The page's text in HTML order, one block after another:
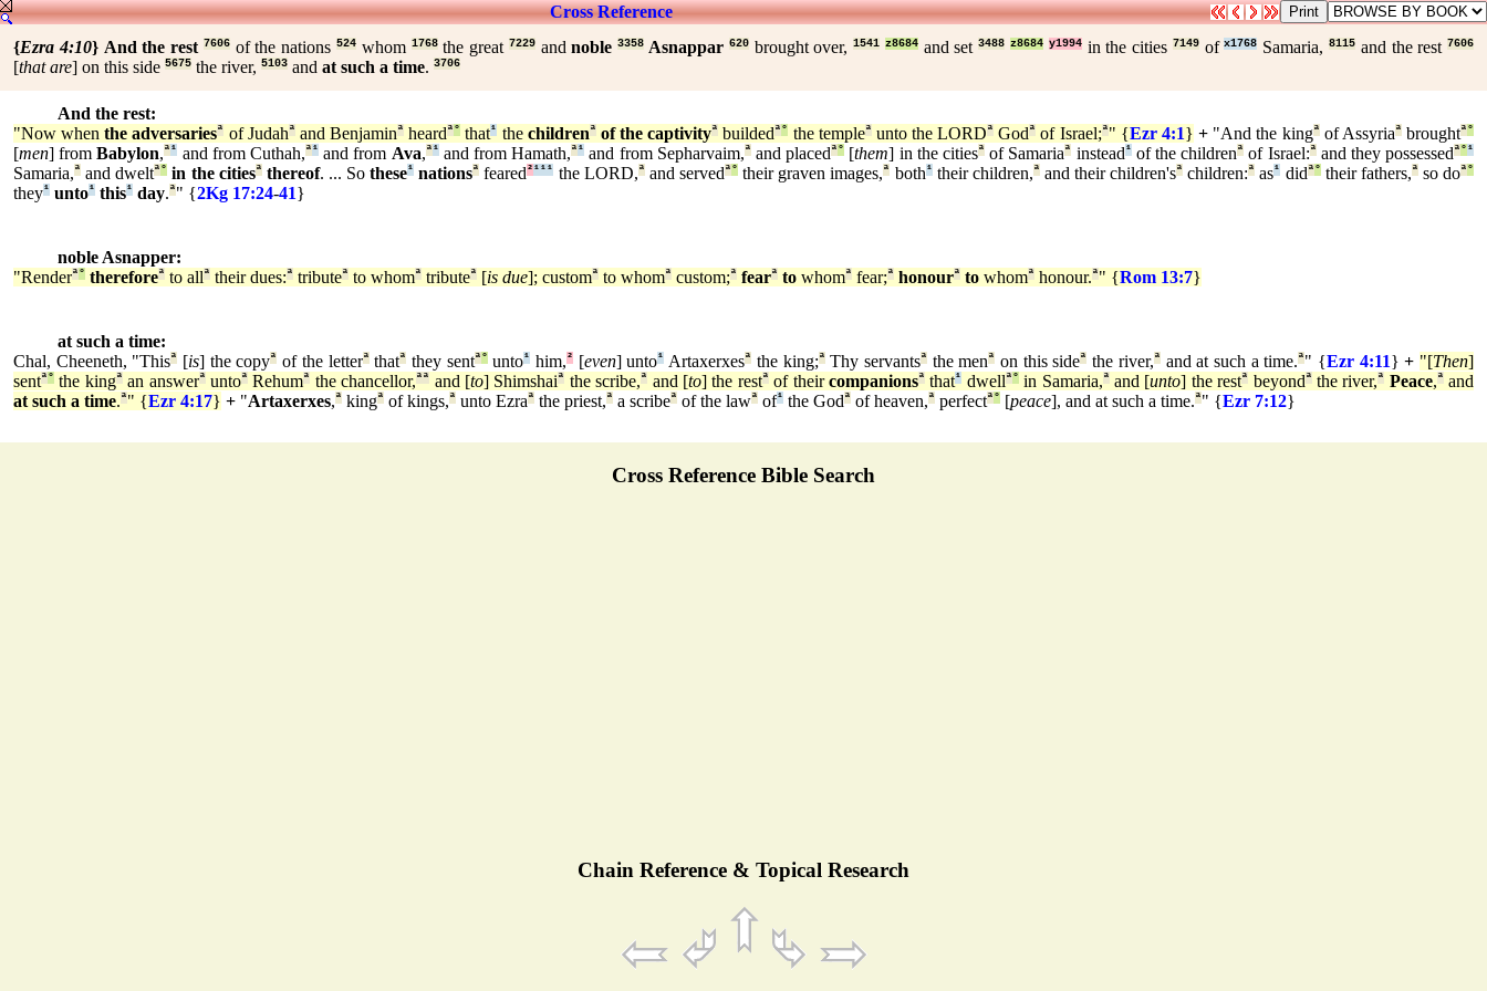
Cross Reference
{Ezra 4:10} And the rest 7606of the nations524 whom 1768the great 7229andnoble3358 Asnappar 620brought over,1541 z8684and set3488 z8684 y1994in the cities 7149ofx1768 Samaria,8115 and the rest7606
[that are] on this side 5675 the river, 5103 and at such a time. 3706
And the rest:
"Now whenthe adversariesª of Judahª and Benjaminª heardª° that¹ the childrenª of the captivityª buildedª° the templeª unto the LORDª Godª of Israel;ª" {Ezr 4:1} + "And the kingªof Assyriaªbroughtª°
[men] fromBabylon,ª¹ and from Cuthah,ª¹and from Ava,ª¹and from Hamath,ª¹ and from Sepharvaim,ªand placedª° [them] in the citiesªof Samariaª instead¹of the childrenª of Israel:ªand they possessedª°¹
Samaria,ª and dweltª° in the citiesªthereof. ... Sothese¹ nationsª feared²¹¹¹ the LORD,ªand servedª° their graven images,ª both¹their children,ªand their children'sª children:ª as¹ didª°their fathers,ªso doª°
they¹ unto¹ this¹ day.ª" {2Kg 17:24-41}
noble Asnapper:
"Renderª° thereforeª to allª their dues:ª tributeª to whomª tributeª [is due]; customª to whomª custom;ª fearª to whomª fear;ª honourª to whomª honour.ª" {Rom 13:7}
at such a time:
Chal, Cheeneth, "Thisª [is] the copyª of the letterªthatª they sentª°unto¹ him,² [even] unto¹ Artaxerxesª the king;ªThy servantsªthe menª on this sideª the river,ªand at such a time.ª" {Ezr 4:11} + "[Then]
sentª° the kingª an answerª untoª Rehumª the chancellor,ªª and [to] Shimshaiª the scribe,ª and [to] the restª of theircompanionsª that¹ dwellª°in Samaria,ª and [unto] the restª beyondª the river,ª Peace,ª and
at such a time.ª" {Ezr 4:17} + "Artaxerxes,ª kingª of kings,ª unto Ezraª the priest,ª a scribeª of the lawª of¹ the Godª of heaven,ª perfectª° [peace], and at such a time.ª" {Ezr 7:12}
Cross Reference Bible Search
Chain Reference & Topical Research